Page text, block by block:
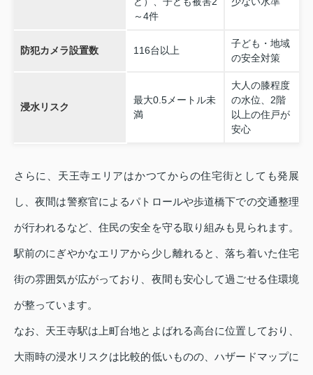
～4件
防犯カメラ設置数 116台以上
子ども・地域
の安全対策
浸水リスク
最大0.5メートル未
満
大人の膝程度
の水位、2階
以上の住戸が
安心
さらに、天王寺エリアはかつてからの住宅街としても発展
し、夜間は警察官によるパトロールや歩道橋下での交通整理
が行われるなど、住民の安全を守る取り組みも見られます。
駅前のにぎやかなエリアから少し離れると、落ち着いた住宅
街の雰囲気が広がっており、夜間も安心して過ごせる住環境
が整っています。
なお、天王寺駅は上町台地とよばれる高台に位置しており、
大雨時の浸水リスクは比較的低いものの、ハザードマップに